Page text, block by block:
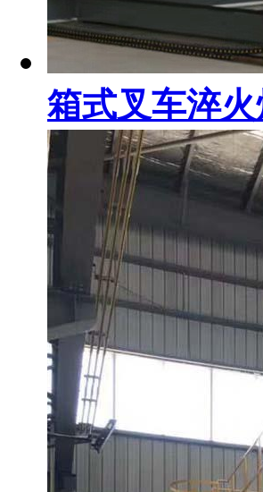
箱式叉车淬